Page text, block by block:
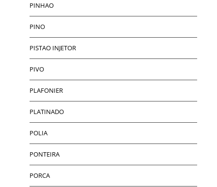
PINHAO
PINO
PISTAO INJETOR
PIVO
PLAFONIER
PLATINADO
POLIA
PONTEIRA
PORCA